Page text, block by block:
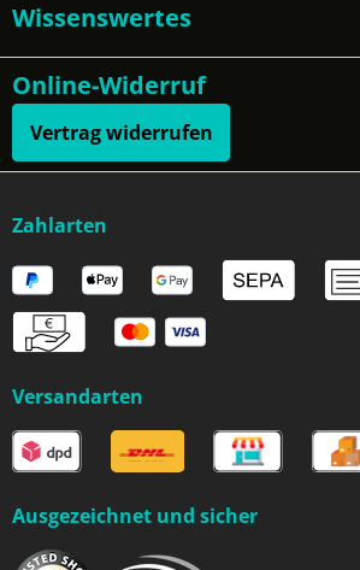
Wissenswertes
Online-Widerruf
Vertrag widerrufen
Zahlarten
Versandarten
Ausgezeichnet und sicher